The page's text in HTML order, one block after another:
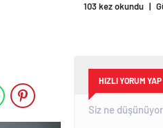
103 kez okundu |
HIZLI YORUM YAP